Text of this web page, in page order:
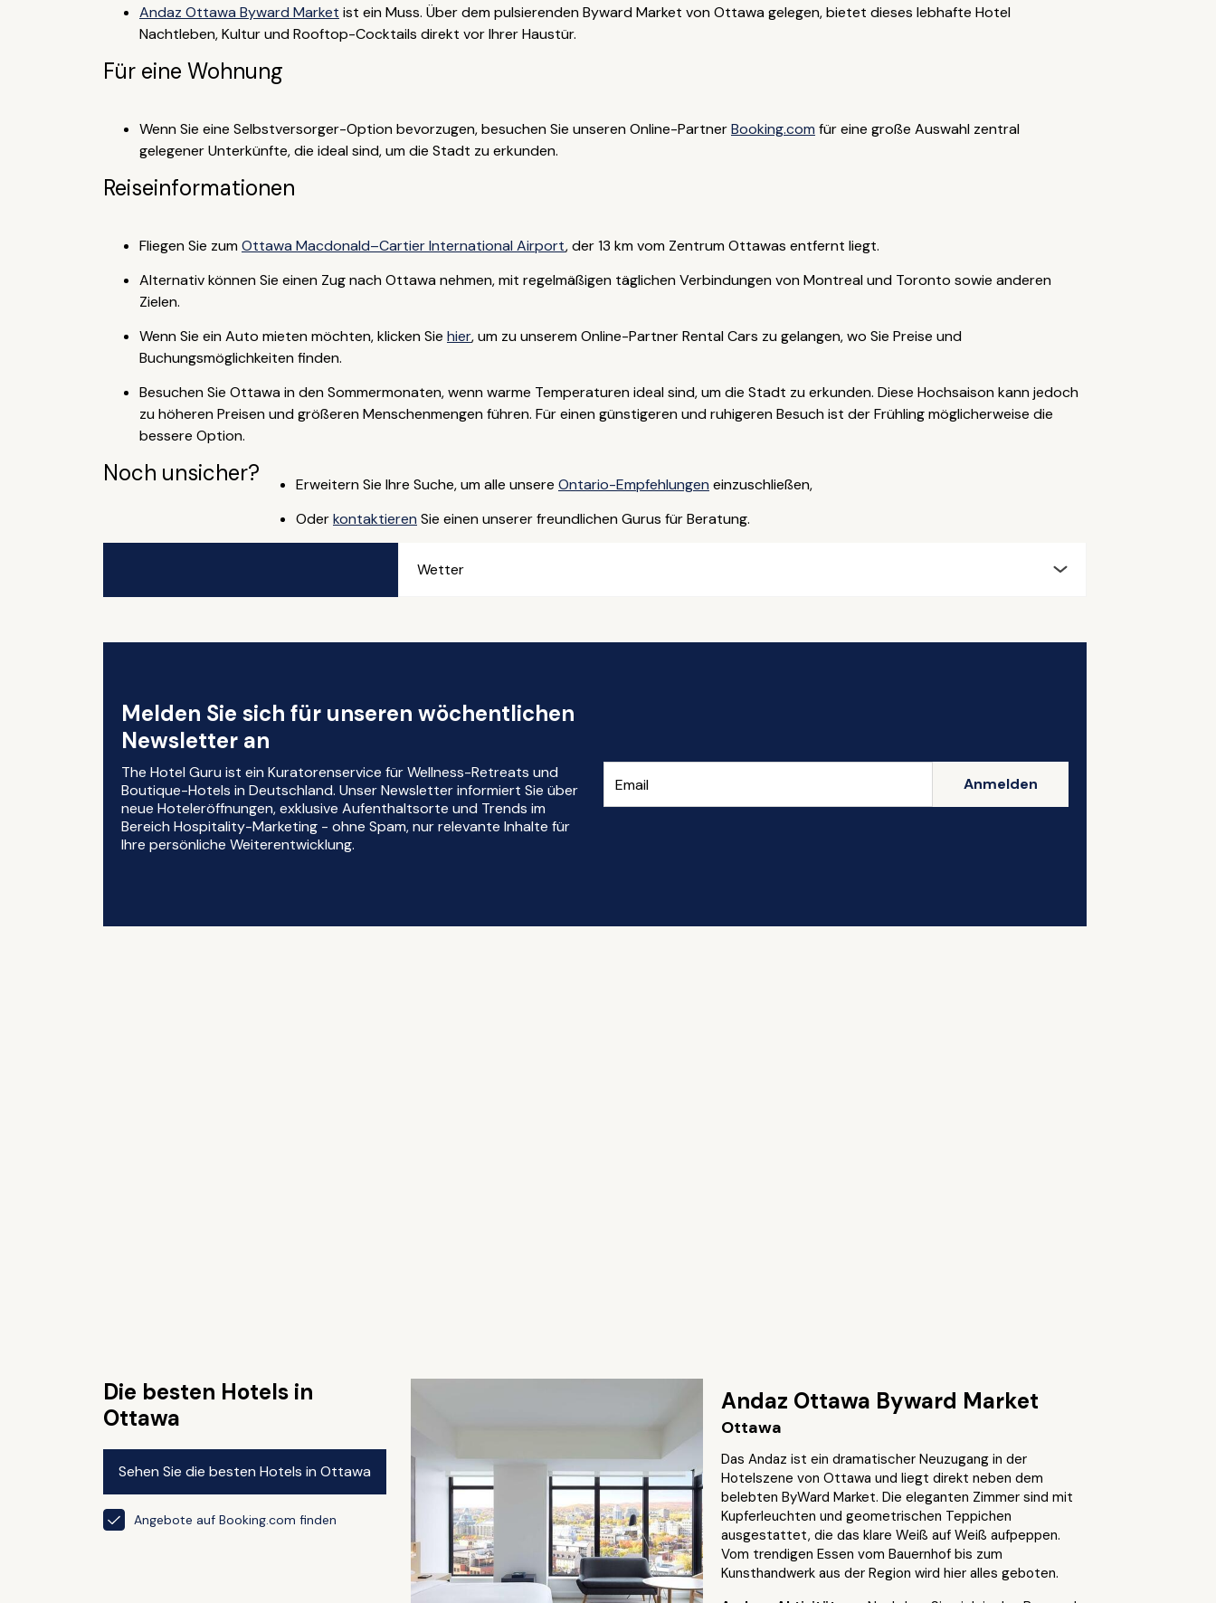
Andaz Ottawa Byward Market ist ein Muss. Über dem pulsierenden Byward Market von Ottawa gelegen, bietet dieses lebhafte Hotel
Nachtleben, Kultur und Rooftop-Cocktails direkt vor Ihrer Haustür.
Für eine Wohnung
Wenn Sie eine Selbstversorger-Option bevorzugen, besuchen Sie unseren Online-PartnerBooking.com für eine große Auswahl zentral
gelegener Unterkünfte, die ideal sind, um die Stadt zu erkunden.
Reiseinformationen
Fliegen Sie zumOttawa Macdonald–Cartier International Airport, der 13 km vom Zentrum Ottawas entfernt liegt.
Alternativ können Sie einen Zug nach Ottawa nehmen, mit regelmäßigen täglichen Verbindungen von Montreal und Toronto sowie anderen
Zielen.
Wenn Sie ein Auto mieten möchten, klicken Sie hier, um zu unserem Online-Partner Rental Cars zu gelangen, wo Sie Preise und
Buchungsmöglichkeiten finden.
Besuchen Sie Ottawa in den Sommermonaten, wenn warme Temperaturen ideal sind, um die Stadt zu erkunden. Diese Hochsaison kann jedoch
zu höheren Preisen und größeren Menschenmengen führen. Für einen günstigeren und ruhigeren Besuch ist der Frühling möglicherweise die
bessere Option.
Noch unsicher? Erweitern Sie Ihre Suche, um alle unsere Ontario-Empfehlungen einzuschließen,
Oderkontaktieren Sie einen unserer freundlichen Gurus für Beratung.
Wetter
Melden Sie sich für unseren wöchentlichen
Newsletter an
The Hotel Guru ist ein Kuratorenservice für Wellness-Retreats und
Boutique-Hotels in Deutschland. Unser Newsletter informiert Sie über
neue Hoteleröffnungen, exklusive Aufenthaltsorte und Trends im
Bereich Hospitality-Marketing - ohne Spam, nur relevante Inhalte für
Ihre persönliche Weiterentwicklung.
Anmelden
Die besten Hotels in
Ottawa
Sehen Sie die besten Hotels in Ottawa
Angebote auf Booking.com finden
Andaz Ottawa Byward Market
Ottawa
Das Andaz ist ein dramatischer Neuzugang in der
Hotelszene von Ottawa und liegt direkt neben dem
belebten ByWard Market. Die eleganten Zimmer sind mit
Kupferleuchten und geometrischen Teppichen
ausgestattet, die das klare Weiß auf Weiß aufpeppen.
Vom trendigen Essen vom Bauernhof bis zum
Kunsthandwerk aus der Region wird hier alles geboten.